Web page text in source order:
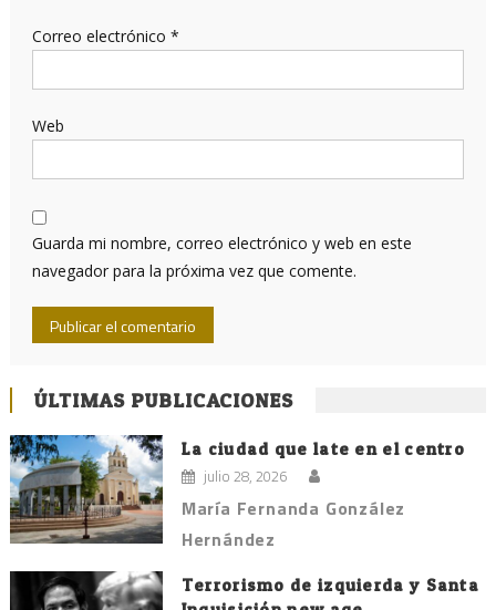
Correo electrónico *
Web
Guarda mi nombre, correo electrónico y web en este
navegador para la próxima vez que comente.
ÚLTIMAS PUBLICACIONES
La ciudad que late en el centro
julio 28, 2026
María Fernanda González
Hernández
Terrorismo de izquierda y Santa